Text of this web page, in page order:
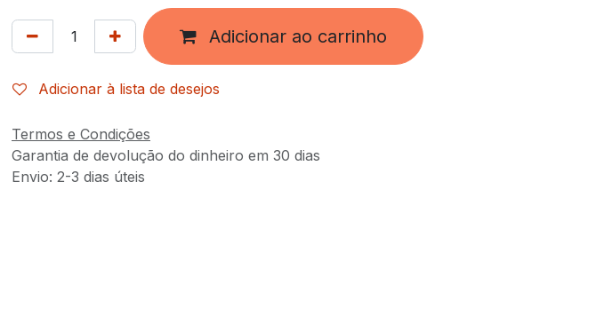
Adicionar ao carrinho
Adicionar à lista de desejos
Termos e Condições
Garantia de devolução do dinheiro em 30 dias
Envio: 2-3 dias úteis